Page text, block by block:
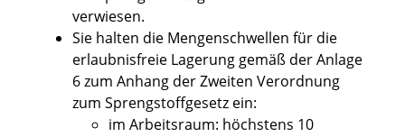
verwiesen.
Sie halten die Mengenschwellen für die
erlaubnisfreie Lagerung gemäß der Anlage
6 zum Anhang der Zweiten Verordnung
zum Sprengstoffgesetz ein:
im Arbeitsraum: höchstens 10